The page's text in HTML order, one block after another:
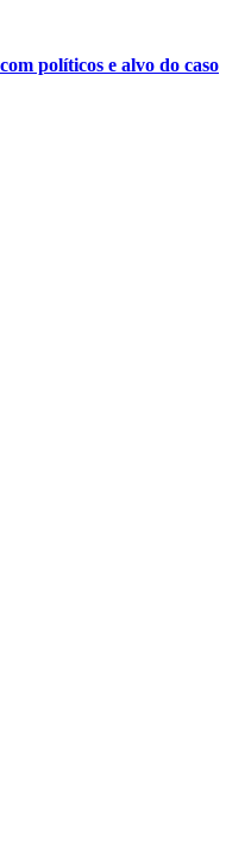
políticos e alvo do caso